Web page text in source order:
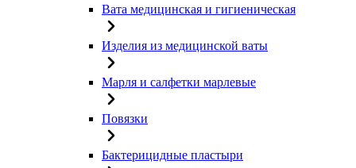
Вата медицинская и гигиеническая
Изделия из медицинской ваты
Марля и салфетки марлевые
Повязки
Бактерицидные пластыри